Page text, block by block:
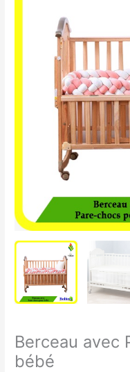
Berceau avec
bébé